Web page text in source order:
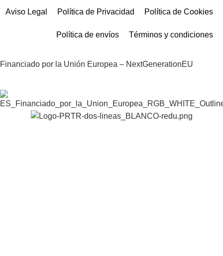
Aviso Legal Política de Privacidad Política de Cookies
Política de envíos Términos y condiciones
Financiado por la Unión Europea – NextGenerationEU